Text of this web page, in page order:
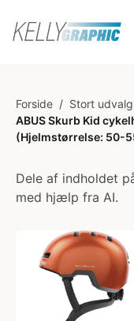
Forside / Stort
ABUS Skurb Kid
(Hjelmstørrelse: 50-
Dele af indholdet
med hjælp fra AI.